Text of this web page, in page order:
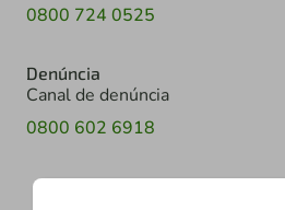
0800 724 0525
Denúncia
Canal de denúncia
0800 602 6918